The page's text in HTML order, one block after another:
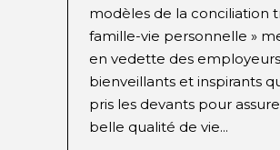
modèles de la conciliation
famille-vie personnelle »
en vedette des employeurs
bienveillants et inspirants
pris les devants pour
belle qualité de vie...